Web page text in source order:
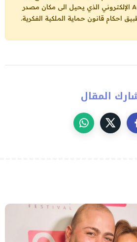
الإلكتروني الذي يحيل الى مكان مصدر
احكام قانون حماية الملكية الفكرية.
المقال